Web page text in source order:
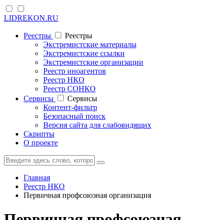
LIDREKON.RU
Реестры
Реестры
Экстремистские материалы
Экстремистские ссылки
Экстремистские организации
Реестр иноагентов
Реестр НКО
Реестр СОНКО
Cервисы
Cервисы
Контент-фильтр
Безопасный поиск
Версия сайта для слабовидящих
Скрипты
О проекте
Главная
Реестр НКО
Первичная профсоюзная организация